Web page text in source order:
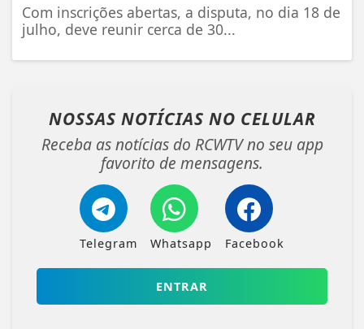
Com inscrições abertas, a disputa, no dia 18 de
julho, deve reunir cerca de 30...
NOSSAS NOTÍCIAS NO CELULAR
Receba as notícias do RCWTV no seu app
favorito de mensagens.
Telegram Whatsapp Facebook
ENTRAR